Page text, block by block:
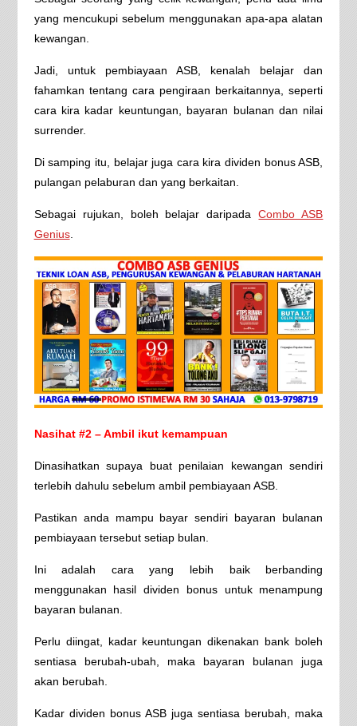
yang mencukupi sebelum menggunakan apa-apa alatan
kewangan.
Jadi, untuk pembiayaan ASB, kenalah belajar dan
fahamkan tentang cara pengiraan berkaitannya, seperti
cara kira kadar keuntungan, bayaran bulanan dan nilai
surrender.
Di samping itu, belajar juga cara kira dividen bonus ASB,
pulangan pelaburan dan yang berkaitan.
Sebagai rujukan, boleh belajar daripadaCombo ASB
Genius.
Nasihat #2 – Ambil ikut kemampuan
Dinasihatkan supaya buat penilaian kewangan sendiri
terlebih dahulu sebelum ambil pembiayaan ASB.
Pastikan anda mampu bayar sendiri bayaran bulanan
pembiayaan tersebut setiap bulan.
Ini adalah cara yang lebih baik berbanding
menggunakan hasil dividen bonus untuk menampung
bayaran bulanan.
Perlu diingat, kadar keuntungan dikenakan bank boleh
sentiasa berubah-ubah, maka bayaran bulanan juga
akan berubah.
Kadar dividen bonus ASB juga sentiasa berubah, maka